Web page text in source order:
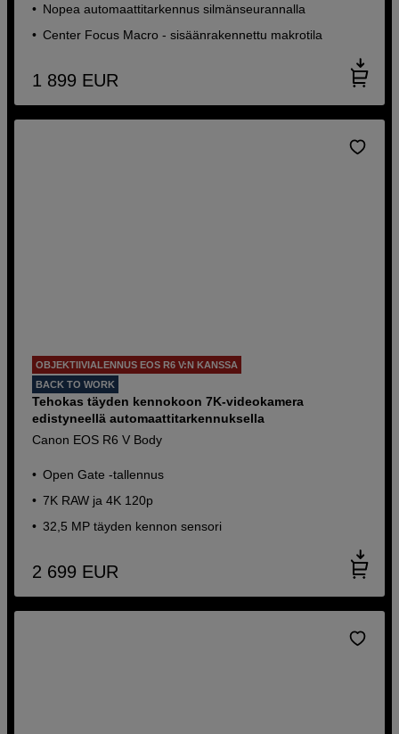
Nopea automaattitarkennus silmänseurannalla
Center Focus Macro - sisäänrakennettu makrotila
1 899 EUR
OBJEKTIIVIALENNUS EOS R6 V:N KANSSA
BACK TO WORK
Tehokas täyden kennokoon 7K-videokamera
edistyneellä automaattitarkennuksella
Canon EOS R6 V Body
Open Gate -tallennus
7K RAW ja 4K 120p
32,5 MP täyden kennon sensori
2 699 EUR